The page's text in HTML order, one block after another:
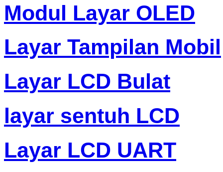
Modul Layar OLED
Layar Tampilan Mobil
Layar LCD Bulat
layar sentuh LCD
Layar LCD UART